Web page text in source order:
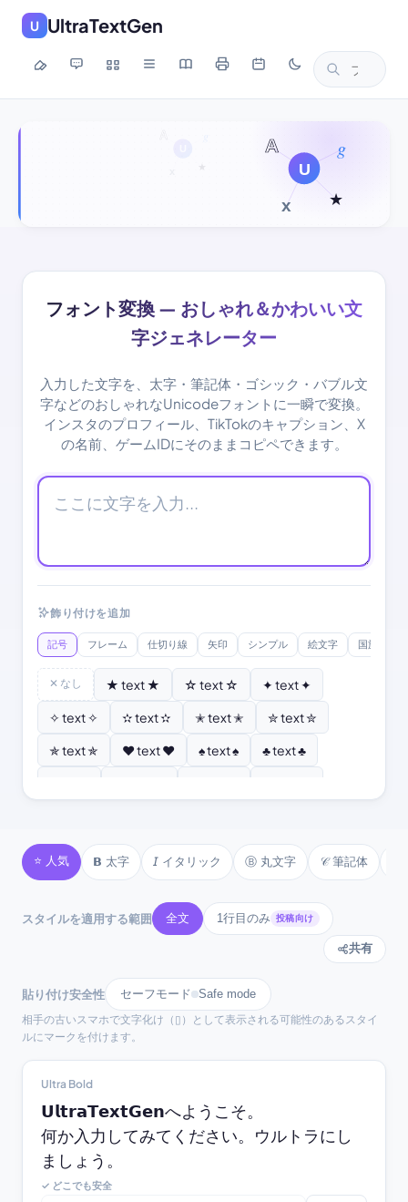
U UltraTextGen
フォント変換 — おしゃれ＆かわいい文
字ジェネレーター
入力した文字を、太字・筆記体・ゴシック・バブル文
字などのおしゃれなUnicodeフォントに一瞬で変換。
インスタのプロフィール、TikTokのキャプション、X
の名前、ゲームIDにそのままコピペできます。
飾り付けを追加
記号 フレーム 仕切り線 矢印 シンプル 絵文字 国旗
✕ なし ★ text ★ ☆ text ☆
✦ text ✦
✧ text ✧
✫ text ✫ ✭ text ✭
✮ text ✮
✯ text ✯
♥ text ♥ ♠ text ♠
♣ text ♣
☾ text ☾
⚜ text ⚜ ⚓ text ⚓
♪ text ♪
♫ text ♫
⚘ text ⚘
⭐ 人気 𝗕 太字 𝘐 イタリック Ⓑ 丸文字 𝒞 筆記体
スタイルを適用する範囲 全文 1行目のみ 投稿向け
共有
貼り付け安全性 セーフモード Safe mode
相手の古いスマホで文字化け（▯）として表示される可能性のあるスタイ
ルにマークを付けます。
Ultra Bold
𝗨𝗹𝘁𝗿𝗮𝗧𝗲𝘅𝘁𝗚𝗲𝗻へようこそ。
何か入力してみてください。ウルトラにし
ましょう。
✓ どこでも安全